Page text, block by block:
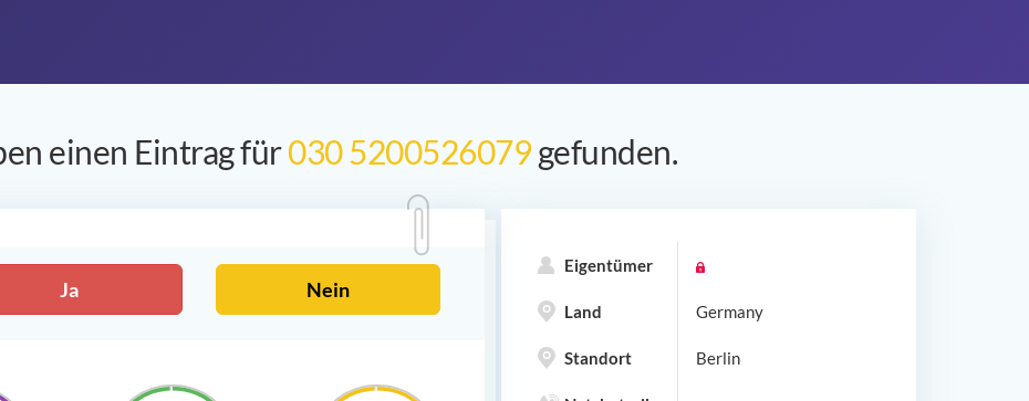
einen Eintrag für030 5200526079gefunden.
Ja Nein
Eigentümer
Land Germany
Standort Berlin